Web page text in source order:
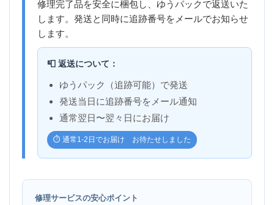
修理完了品を安全に梱包し、ゆうパックで返送いた
します。発送と同時に追跡番号をメールでお知らせ
します。
📮 返送について：
ゆうパック（追跡可能）で発送
発送当日に追跡番号をメール通知
通常翌日〜翌々日にお届け
⏱️ 通常1-2日でお届け お待たせしました
修理サービスの安心ポイント